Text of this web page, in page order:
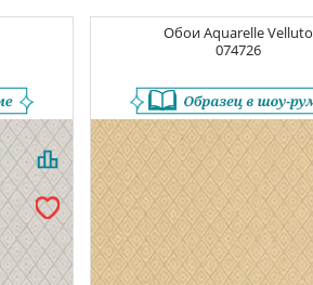
ОбоиAquarelle Velluto
074726